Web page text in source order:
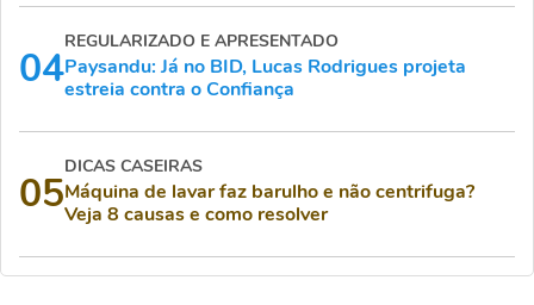
04
REGULARIZADO E APRESENTADO
Paysandu: Já no BID, Lucas Rodrigues projeta
estreia contra o Confiança
05
DICAS CASEIRAS
Máquina de lavar faz barulho e não centrifuga?
Veja 8 causas e como resolver